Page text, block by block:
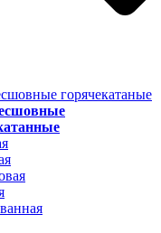
горячекатаные